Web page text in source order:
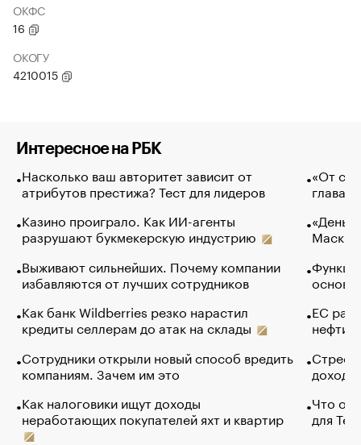
ОКФС
16
ОКОГУ
4210015
Интересное на РБК
Насколько ваш авторитет зависит от
атрибутов престижа? Тест для лидеров
Казино проиграло. Как ИИ-агенты
разрушают букмекерскую индустрию
Выживают сильнейших. Почему компании
избавляются от лучших сотрудников
Как банк Wildberries резко нарастил
кредиты селлерам до атак на склады
Сотрудники открыли новый способ вредить
компаниям. Зачем им это
Как налоговики ищут доходы
неработающих покупателей яхт и квартир
«От
глава
Маск в
основ
ЕС
нефти
Что
для